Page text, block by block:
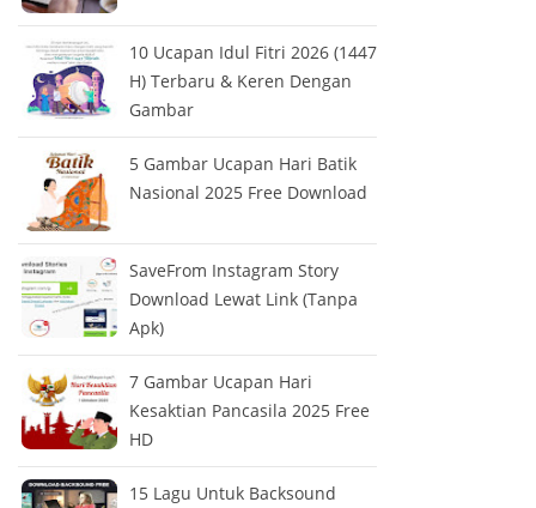
10 Ucapan Idul Fitri 2026 (1447
H) Terbaru & Keren Dengan
Gambar
5 Gambar Ucapan Hari Batik
Nasional 2025 Free Download
SaveFrom Instagram Story
Download Lewat Link (Tanpa
Apk)
7 Gambar Ucapan Hari
Kesaktian Pancasila 2025 Free
HD
15 Lagu Untuk Backsound